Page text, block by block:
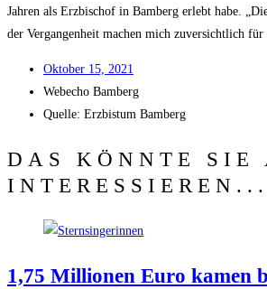
Jah­ren als Erz­bi­schof in Bam­berg erlebt habe.
der Ver­gan­gen­heit machen mich zuver­sicht­lich
Okto­ber 15, 2021
Web­echo Bamberg
Quel­le: Erz­bis­tum Bamberg
DAS KÖNNTE SIE
INTERESSIEREN...
1,75 Mil­lio­nen Euro kamen